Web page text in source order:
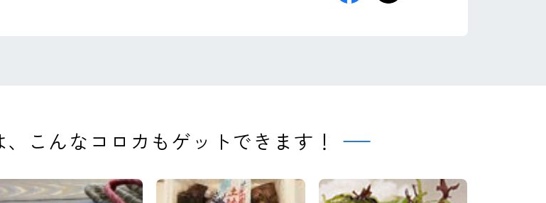
こんなコロカもゲットできます！